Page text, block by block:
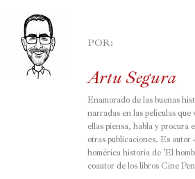
POR:
Artu Segura
Enamorado de las buenas
narradas en las películas que
ellas piensa, habla y
otras publicaciones. Es autor «
homérica historia de 'El
coautor de los libros Cine